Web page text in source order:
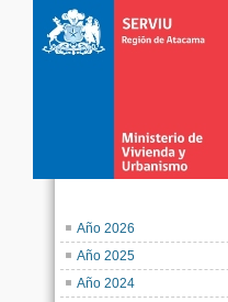
Año 2026
Año 2025
Año 2024